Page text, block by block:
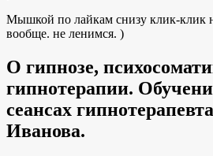
Мышкой по лайкам снизу клик-клик
вообще. не ленимся. )
О гипнозе,
гипнотерапии.
сеансах
Иванова.